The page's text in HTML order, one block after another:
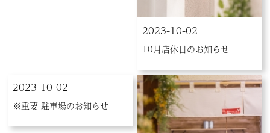
2023-10-02
10月店休日のお知らせ
2023-10-02
※重要 駐車場のお知らせ